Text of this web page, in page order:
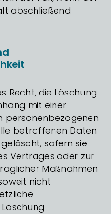
abschließend
Recht, die Löschung
mit einer
personenbezogenen
betroffenen Daten
sofern sie
Vertrages oder zur
Maßnahmen
nicht